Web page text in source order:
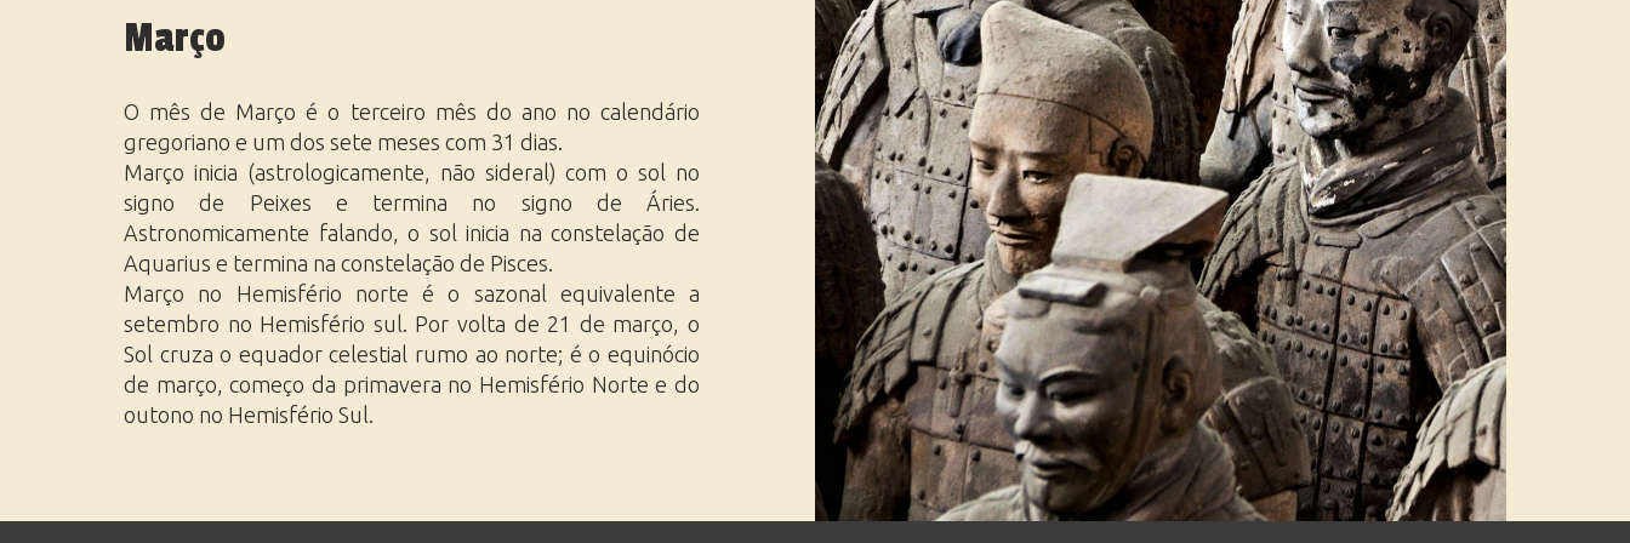
Oriente Médio
Viagens de Luxo
Viagens Profissionais, Feiras &
Eventos
Março
O mês de Março é o terceiro mês do ano no calendário
gregoriano e um dos sete meses com 31 dias.
Março inicia (astrologicamente, não sideral) com o sol no
signo de Peixes e termina no signo de Áries.
Astronomicamente falando, o sol inicia na constelação de
Aquarius e termina na constelação de Pisces.
Março no Hemisfério norte é o sazonal equivalente a
setembro no Hemisfério sul. Por volta de 21 de março, o
Sol cruza o equador celestial rumo ao norte; é o equinócio
de março, começo da primavera no Hemisfério Norte e do
outono no Hemisfério Sul.